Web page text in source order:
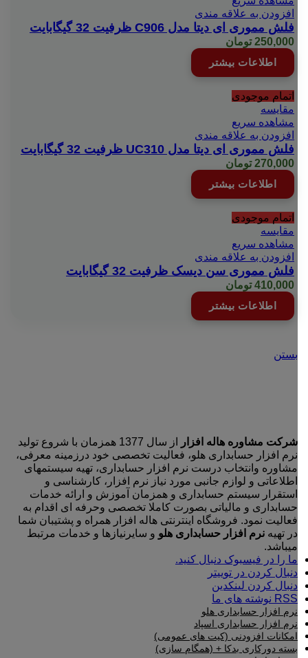
افزودن به علاقه مندی
فلش مموری ای دیتا مدل C906 ظرفیت 32 گیگابایت
250,000 تومان
اطلاعات بیشتر
اتمام موجودی
مقایسه
مشاهده سریع
افزودن به علاقه مندی
فلش مموری ای دیتا مدل UC310 ظرفیت 32 گیگابایت
270,000 تومان
اطلاعات بیشتر
اتمام موجودی
مقایسه
مشاهده سریع
افزودن به علاقه مندی
فلش مموری سن دیسک ظرفیت 32 گیگابایت
410,000 تومان
اطلاعات بیشتر
بستن
شرکت مشاوره هاله افزار
از سال 1377 همزمان با شروع تولید
نرم افزار حسابداری هلو، فعالیت تخصصی خود درزمینه معرفی،
مشاوره وانتخاب درست نرم افزار حسابداری، تهیه سیستمهای
اطلاعاتی و لوازم جانبی مورد نیاز نرم افزار، کارشناسی و
استقرار سیستم حسابداری و همزمان آموزش و ارائه خدمات
حسابداری و مالیاتی بصورت کاملا تخصصی وحرفه ای اقدام به
فعالیت نمود. فروشگاه اینترنتی هاله افزار همراه و پشتیبان شما
در تهیه نرم افزار حسابداری هلو و سایرنیازها و خدمات مرتبط
میباشد.
ما را در فیسبوک دنبال کنید.
دنبال کردن در توییتر
دنبال کردن لینکدین
RSS نوشته های ما
نرم افزار حسابداری هلو
نرم افزار حسابداری اسپاد
امکانات افزودنی (کیت های عمومی)
بسته دورکاری بدکا + (همگام سازی)